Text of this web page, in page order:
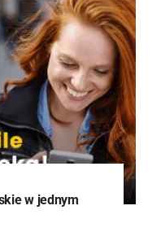
w jednym